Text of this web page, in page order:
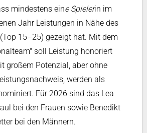
mindestens eine Spielerin im
Jahr Leistungen in Nähe des
15–25) gezeigt hat. Mit dem
soll Leistung honoriert
großem Potenzial, aber ohne
werden als
Für 2026 sind das Lea
bei den Frauen sowie Benedikt
bei den Männern.